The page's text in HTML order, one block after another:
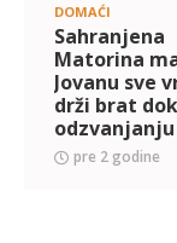
DOMAĆI
Sahranjena
Matorina
Jovanu sve
drži brat
odzvanjanju
grobljem
(FOTO+VIDEO)
pre 2 godine